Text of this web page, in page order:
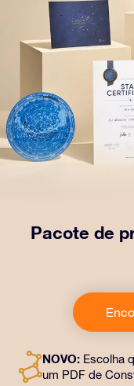
Pacote de
da OSR! Esse
documentos
endereço de sua
mágica de
NOVO: Escolha
um PDF de